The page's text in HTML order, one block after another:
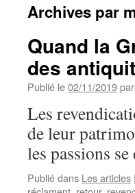
Archives par
Quand la
des
Publié le02/11/2019par
Les
de leur
les passions
Publié dans Les articles |